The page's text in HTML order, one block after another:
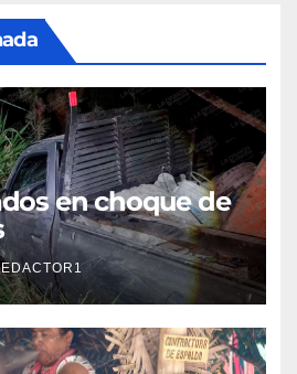
en choque de